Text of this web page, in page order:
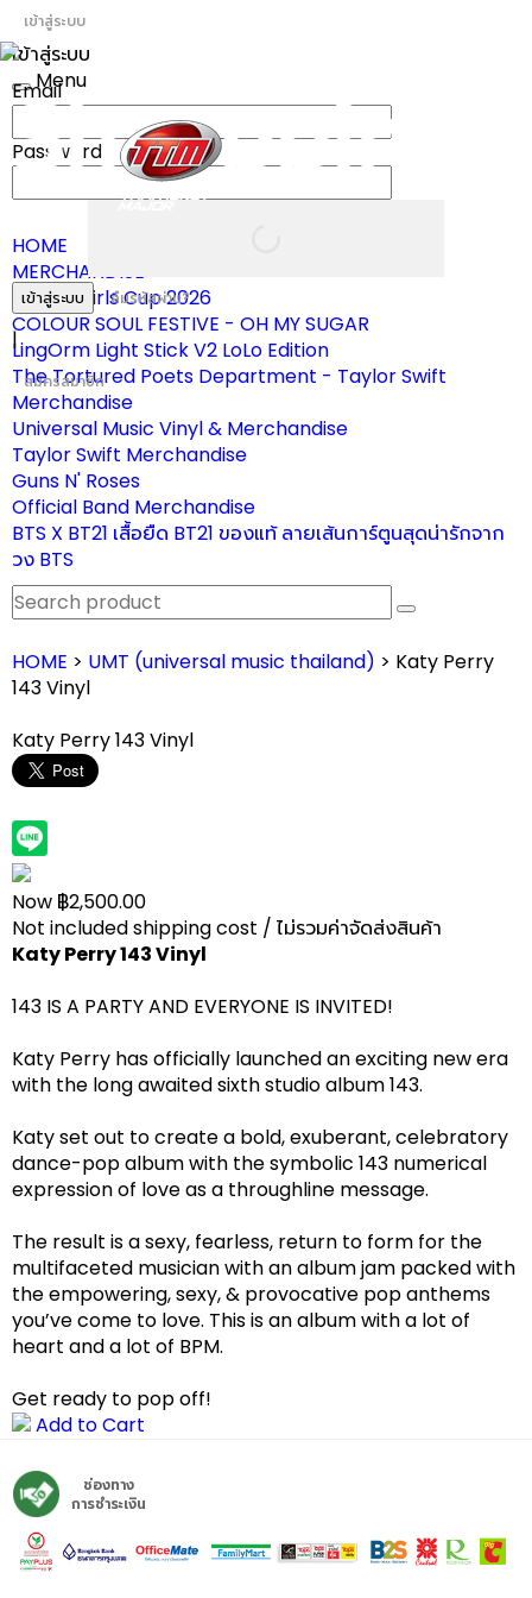
เข้าสู่ระบบ
เข้าสู่ระบบ
Email
Password
เข้าสู่ระบบ ลืมรหัสผ่าน?
|
สมัครสมาชิก
Toggle
Menu
HOME
MERCHANDISE
ผ้าเชียร์ Girls Cup 2026
COLOUR SOUL FESTIVE - OH MY SUGAR
LingOrm Light Stick V2 LoLo Edition
The Tortured Poets Department - Taylor Swift
Merchandise
Universal Music Vinyl & Merchandise
Taylor Swift Merchandise
Guns N' Roses
Official Band Merchandise
BTS X BT21 เสื้อยืด BT21 ของแท้ ลายเส้นการ์ตูนสุดน่ารักจาก
วง BTS
HOME > UMT (universal music thailand) > Katy Perry
143 Vinyl
Katy Perry 143 Vinyl
Now ฿2,500.00
Not included shipping cost / ไม่รวมค่าจัดส่งสินค้า
Katy Perry 143 Vinyl
143 IS A PARTY AND EVERYONE IS INVITED!
Katy Perry has officially launched an exciting new era
with the long awaited sixth studio album 143.
Katy set out to create a bold, exuberant, celebratory
dance-pop album with the symbolic 143 numerical
expression of love as a throughline message.
The result is a sexy, fearless, return to form for the
multifaceted musician with an album jam packed with
the empowering, sexy, & provocative pop anthems
you’ve come to love. This is an album with a lot of
heart and a lot of BPM.
Get ready to pop off!
Add to Cart
ช่องทาง
การชำระเงิน